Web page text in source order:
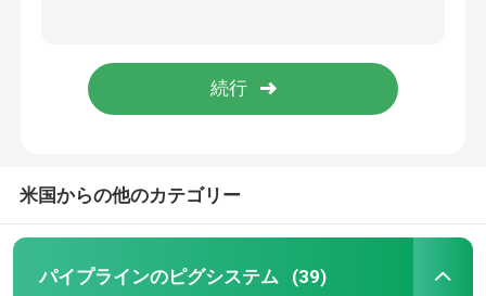
ピグ自動化されたシステム
単位をデカントするドラム
米国からの他のカテゴリー
パイプラインのピグシステム (39)